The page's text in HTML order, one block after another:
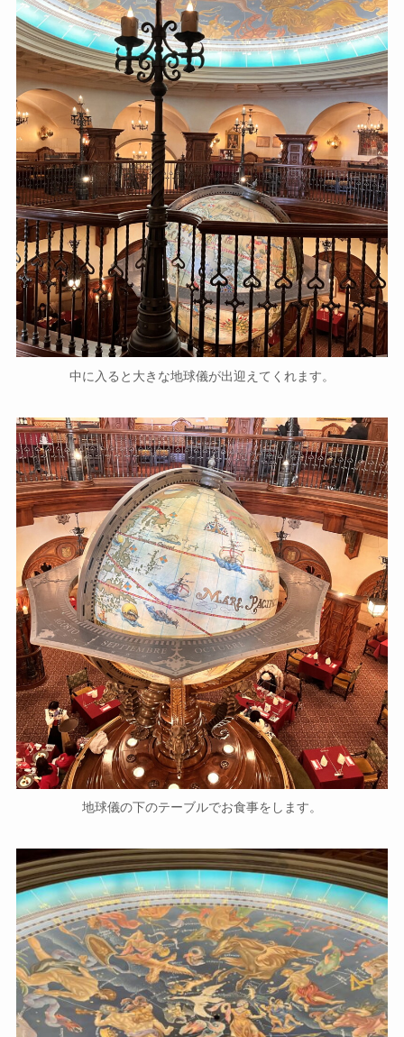
中に入ると大きな地球儀が出迎えてくれます。
地球儀の下のテーブルでお食事をします。